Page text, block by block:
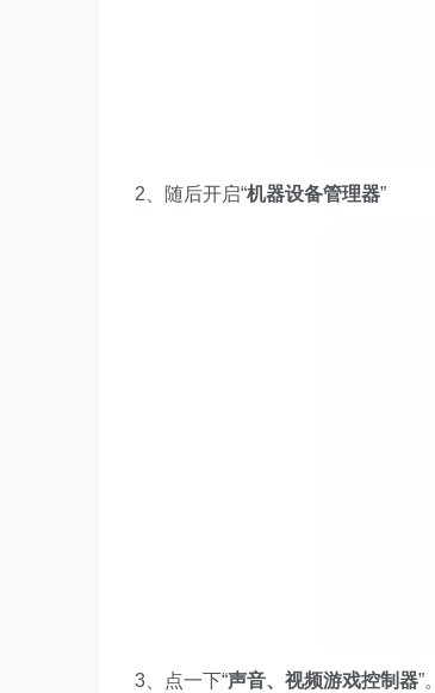
2、随后开启“机器设备管理器”
3、点一下“声音、视频游戏控制器”。